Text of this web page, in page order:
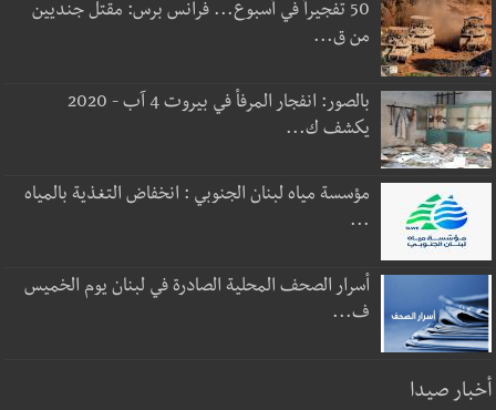
50 تفجيراً في أسبوع... فرانس برس: مقتل جنديين
من ق...
بالصور: انفجار المرفأ في بيروت 4 آب - 2020
يكشف ك...
مؤسسة مياه لبنان الجنوبي : انخفاض التغذية بالمياه
...
أسرار الصحف المحلية الصادرة في لبنان يوم الخميس
ف...
أخبار صيدا